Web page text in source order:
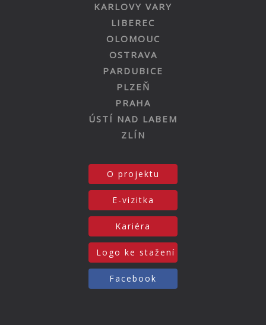
KARLOVY VARY
LIBEREC
OLOMOUC
OSTRAVA
PARDUBICE
PLZEŇ
PRAHA
ÚSTÍ NAD LABEM
ZLÍN
O projektu
E-vizitka
Kariéra
Logo ke stažení
Facebook